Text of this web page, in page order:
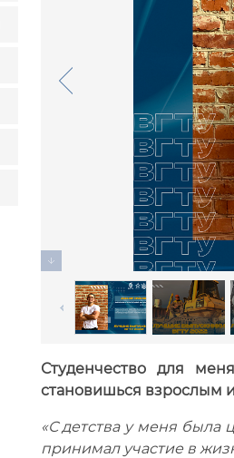
Студенчество для
становишься взрослым
«С детства у меня была
принимал участие в